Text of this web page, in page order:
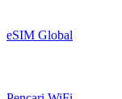
eSIM Global